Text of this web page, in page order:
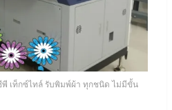
เท็กซ์ไทล์ รับพิมพ์ผ้า ทุกชนิด ไม่มีขั้น